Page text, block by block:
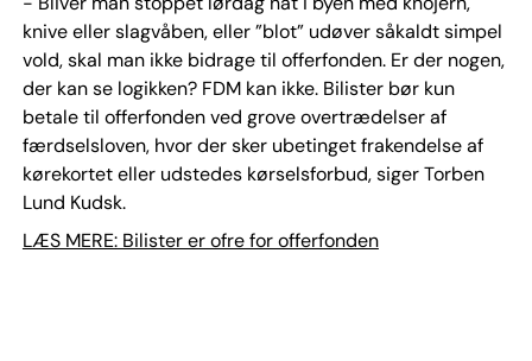
knive eller slagvåben, eller ”blot” udøver såkaldt simpel
vold, skal man ikke bidrage til offerfonden. Er der nogen,
der kan se logikken? FDM kan ikke. Bilister bør kun
betale til offerfonden ved grove overtrædelser af
færdselsloven, hvor der sker ubetinget frakendelse af
kørekortet eller udstedes kørselsforbud, siger Torben
Lund Kudsk.
LÆS MERE: Bilister er ofre for offerfonden